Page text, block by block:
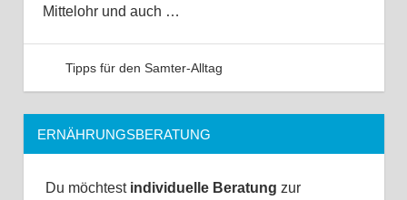
Mittelohr und auch …
Tipps für den Samter-Alltag
ERNÄHRUNGSBERATUNG
Du möchtest individuelle Beratung zur